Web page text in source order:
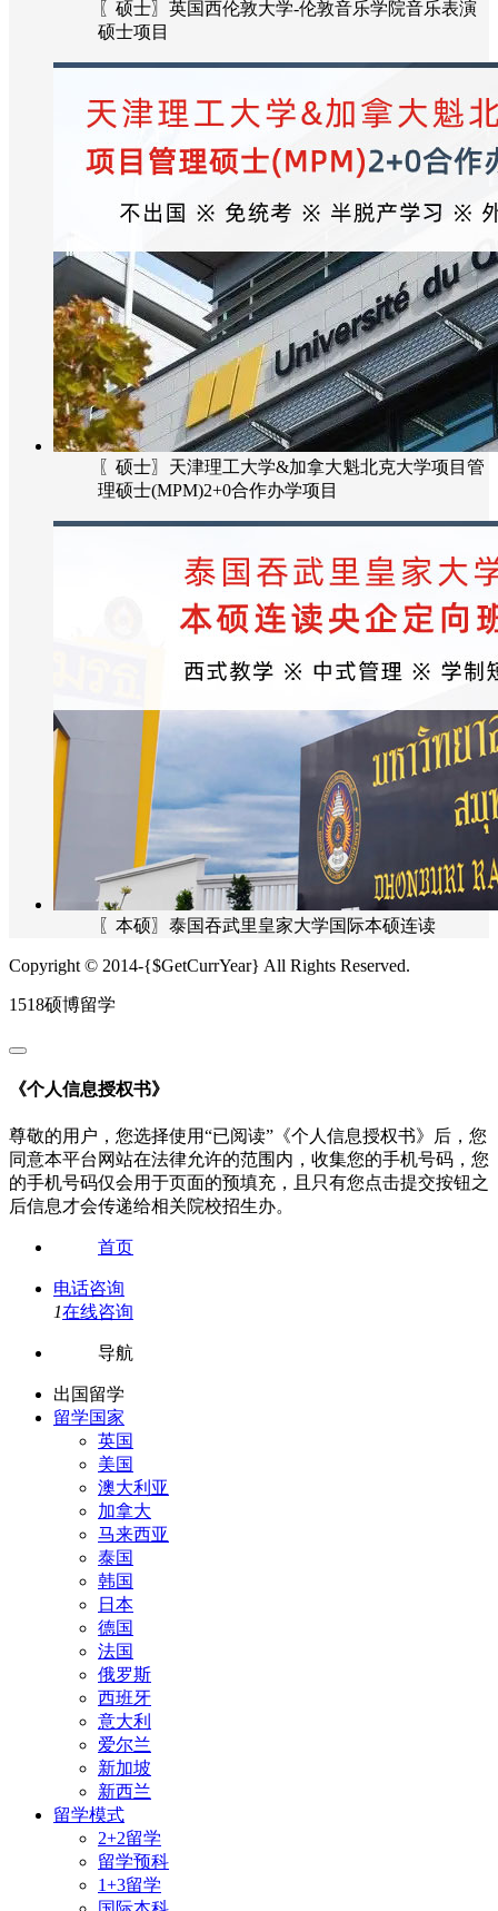
〖硕士〗英国西伦敦大学-伦敦音乐学院音乐表演
硕士项目
〖硕士〗天津理工大学&加拿大魁北克大学项目管
理硕士(MPM)2+0合作办学项目
〖本硕〗泰国吞武里皇家大学国际本硕连读
Copyright © 2014-{$GetCurrYear} All Rights Reserved.
1518硕博留学
《个人信息授权书》
尊敬的用户，您选择使用“已阅读”《个人信息授权书》后，您
同意本平台网站在法律允许的范围内，收集您的手机号码，您
的手机号码仅会用于页面的预填充，且只有您点击提交按钮之
后信息才会传递给相关院校招生办。
首页
电话咨询
1在线咨询
导航
出国留学
留学国家
英国
美国
澳大利亚
加拿大
马来西亚
泰国
韩国
日本
德国
法国
俄罗斯
西班牙
意大利
爱尔兰
新加坡
新西兰
留学模式
2+2留学
留学预科
1+3留学